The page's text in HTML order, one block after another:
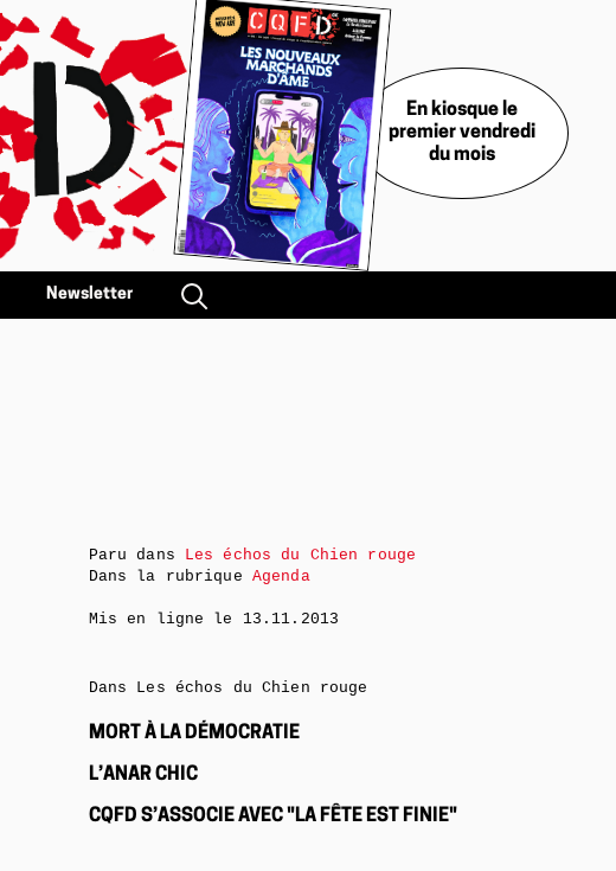
En kiosque le
premier vendredi
du mois
Newsletter
Paru dans Les échos du Chien rouge
Dans la rubrique Agenda
Mis en ligne le 13.11.2013
Dans Les échos du Chien rouge
MORT À LA DÉMOCRATIE
L’ANAR CHIC
CQFD S’ASSOCIE AVEC "LA FÊTE EST FINIE"